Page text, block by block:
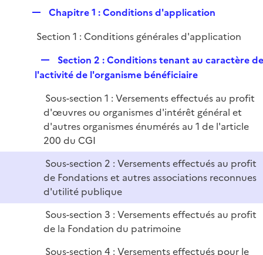
l
e p
e
r
Chapitre 1 : Conditions d'application
Section 1 : Conditions générales d'application
e
l
i
e
r
Section 2 : Conditions tenant au caractère
l'activité de l'organisme bénéficiaire
Sous-section 1 : Versements effectués au profit
d'œuvres ou organismes d'intérêt général et
d'autres organismes énumérés au 1 de l'article
200 du CGI
Sous-section 2 : Versements effectués au profit
de Fondations et autres associations reconnues
d'utilité publique
Sous-section 3 : Versements effectués au profit
de la Fondation du patrimoine
Sous-section 4 : Versements effectués pour le